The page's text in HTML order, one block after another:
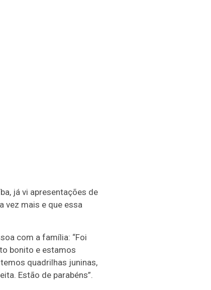
já vi apresentações de
vez mais e que essa
com a família: “Foi
bonito e estamos
quadrilhas juninas,
Estão de parabéns”.